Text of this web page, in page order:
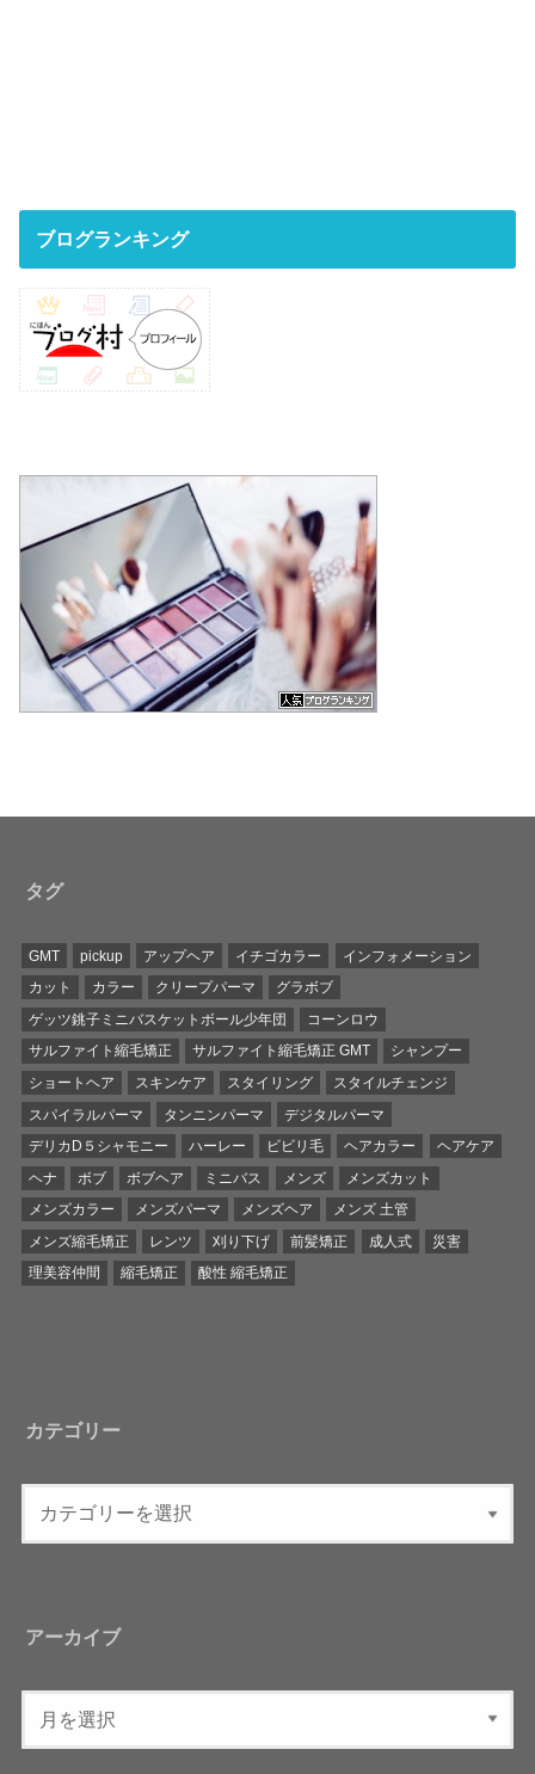
ブログランキング
タグ
GMT pickup アップヘア イチゴカラー
インフォメーション
カット
カラー クリープパーマ
グラボブ
ゲッツ銚子ミニバスケットボール少年団
コーンロウ
サルファイト縮毛矯正
サルファイト縮毛矯正 GMT
シャンプー
ショートヘア
スキンケア スタイリング
スタイルチェンジ
スパイラルパーマ
タンニンパーマ
デジタルパーマ
デリカD５シャモニー
ハーレー ビビリ毛 ヘアカラー
ヘアケア
ヘナ
ボブ ボブヘア ミニバス メンズ
メンズカット
メンズカラー
メンズパーマ メンズヘア
メンズ 土管
メンズ縮毛矯正
レンツ 刈り下げ 前髪矯正 成人式
災害
理美容仲間
縮毛矯正 酸性 縮毛矯正
カテゴリー
アーカイブ